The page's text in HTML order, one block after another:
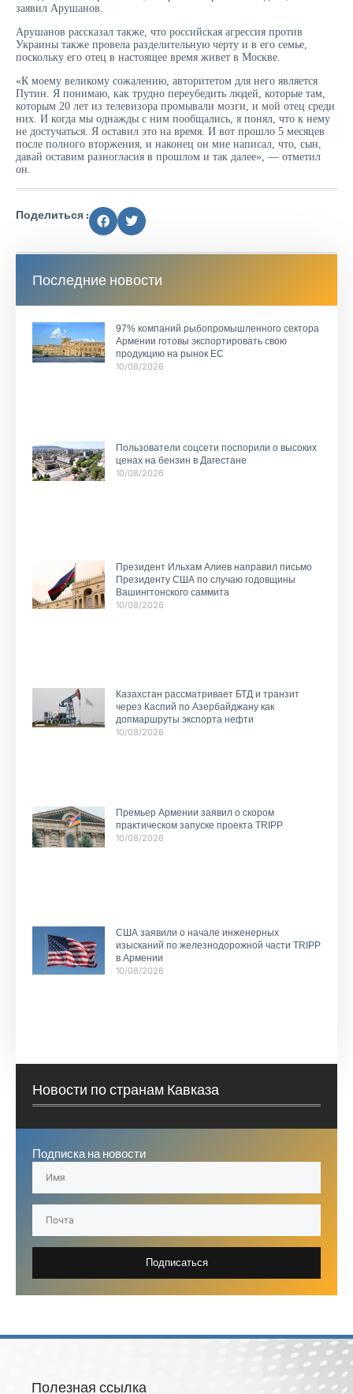
заявил Арушанов.
Арушанов рассказал также, что российская агрессия против
Украины также провела разделительную черту и в его семье,
поскольку его отец в настоящее время живет в Москве.
«К моему великому сожалению, авторитетом для него является
Путин. Я понимаю, как трудно переубедить людей, которые там,
которым 20 лет из телевизора промывали мозги, и мой отец среди
них. И когда мы однажды с ним пообщались, я понял, что к нему
не достучаться. Я оставил это на время. И вот прошло 5 месяцев
после полного вторжения, и наконец он мне написал, что, сын,
давай оставим разногласия в прошлом и так далее», — отметил
он.
Поделиться :
Последние новости
97% компаний рыбопромышленного сектора
Армении готовы экспортировать свою
продукцию на рынок ЕС
10/08/2026
Пользователи соцсети поспорили о высоких
ценах на бензин в Дагестане
10/08/2026
Президент Ильхам Алиев направил письмо
Президенту США по случаю годовщины
Вашингтонского саммита
10/08/2026
Казахстан рассматривает БТД и транзит
через Каспий по Азербайджану как
допмаршруты экспорта нефти
10/08/2026
Премьер Армении заявил о скором
практическом запуске проекта TRIPP
10/08/2026
США заявили о начале инженерных
изысканий по железнодорожной части TRIPP
в Армении
10/08/2026
Новости по странам Кавказа
Подписка на новости
Подписаться
Полезная ссылка